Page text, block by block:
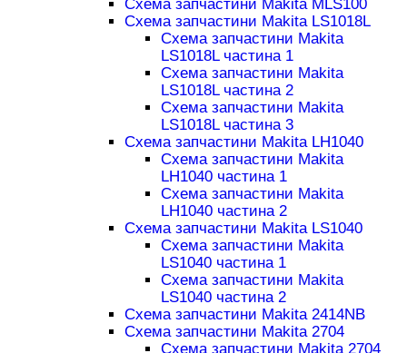
Схема запчастини Makita MLS100
Схема запчастини Makita LS1018L
Схема запчастини Makita
LS1018L частина 1
Схема запчастини Makita
LS1018L частина 2
Схема запчастини Makita
LS1018L частина 3
Схема запчастини Makita LH1040
Схема запчастини Makita
LH1040 частина 1
Схема запчастини Makita
LH1040 частина 2
Схема запчастини Makita LS1040
Схема запчастини Makita
LS1040 частина 1
Схема запчастини Makita
LS1040 частина 2
Схема запчастини Makita 2414NB
Схема запчастини Makita 2704
Схема запчастини Makita 2704